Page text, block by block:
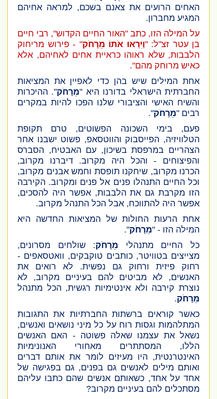
האחים הרועים את צאנם בשכם, למראה אחיהם
המגיע מחברון.
על המילה הזו, כתב "האור החיים הקדוש", רבי חיים
בן עטר זצ"ל: "וַיִּרְאוּ אֹתוֹ מֵרָחֹק" - פירוש מריחוק
הלבבות, שלא ראוהו כראיית אחים לאחיהם, אלא
כאיש מרוחק מהם".
אחת המילים שיש בהן כדי לאפיין את המציאות
החברתית הישראלי בדורנו היא "מֵרָחֹק". ההיכרות
והשיח האישי והציבורי שלנו הפכו להיות במקרים
רבים "מֵרָחֹק".
פעם, בימי השכונה הפשוטים, טרם תקופת
הטלוויזיה, הפייסבוק והווטסאפ, פשוט ישבנו אחר
הצהריים במרפסת בשיכון, עם האבטיח, הסברס
והפיצוחים - והכל היה מקרוב. דיברנו מקרוב,
הכרנו מקרוב, שיחקנו תופסת וחמש אבנים מקרוב,
וכל החיים התנהלו פנים אל פנים ומקרוב. הקירבה
הזו מקרבת גם את הלבבות, אפשר היה להסכים,
אפשר היה להתווכח, אבל הכל התנהל מקרוב.
אחת הרעות החולות של המציאות החדשה היא
המילה הזו - "מֵרָחֹק".
כל החיים מתנהלי מֵרָחֹק: שולחים מסרונים,
מצייצים בטוויטר, כותבים טוקבקים, וואטסאפים -
רחוק פיזית ורחוק גם נפשית. לא רואים את
האנשים, לא מביטים להם בעיניים מקרוב, לא
נוצרת קירבה ולא אינטימיות רגשית, הכל מתנהל
מֵרָחֹק.
כאשר קוראים ברשתות החברתיות את התגובות
המתלהמות וגסות רוח על כל מיני נושאים ואנשים,
נשאל את עצמנו שאלה פשוטה - האם האנשים
הללו, המסתתרים מאחורי האנונימיות
האינטרנטית, היו מעיזים לומר את אותם דברים
ואותם מילים לאנשים גם בפנים, גם בפגישה של
אחד על אחד, כשאותם אנשים שהם כתבו עליהם
מסתכלים להם בעיניים מקרוב?